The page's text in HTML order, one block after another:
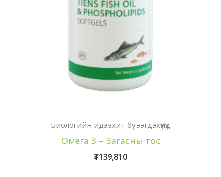
Биологийн идэвхит бүтээгдэхүүнүүд
Омега 3 – Загасны тос
₮139,810